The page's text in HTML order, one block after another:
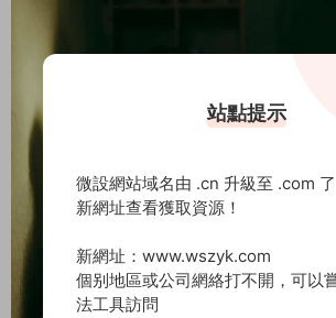
站點提示
微設網站域名由 .cn 升級至 .com
新網址查看獲取資源！
新網址：www.wszyk.com
個别地區或公司網絡打不開，可以
法工具訪問